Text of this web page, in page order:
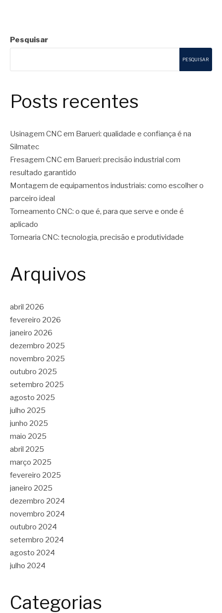
Pesquisar
PESQUISAR
Posts recentes
Usinagem CNC em Barueri: qualidade e confiança é na
Silmatec
Fresagem CNC em Barueri: precisão industrial com
resultado garantido
Montagem de equipamentos industriais: como escolher o
parceiro ideal
Torneamento CNC: o que é, para que serve e onde é
aplicado
Tornearia CNC: tecnologia, precisão e produtividade
Arquivos
abril 2026
fevereiro 2026
janeiro 2026
dezembro 2025
novembro 2025
outubro 2025
setembro 2025
agosto 2025
julho 2025
junho 2025
maio 2025
abril 2025
março 2025
fevereiro 2025
janeiro 2025
dezembro 2024
novembro 2024
outubro 2024
setembro 2024
agosto 2024
julho 2024
Categorias